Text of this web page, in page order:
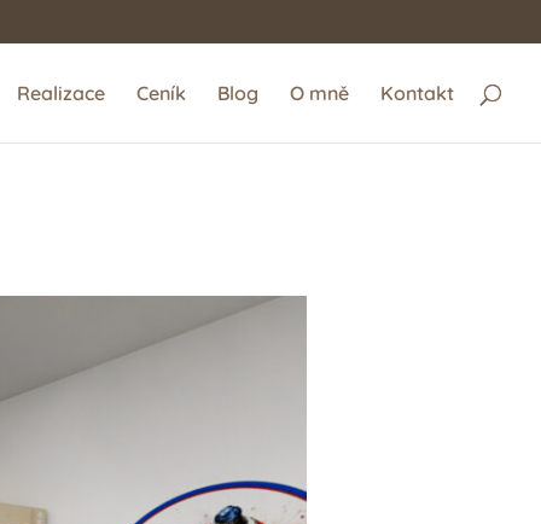
Realizace Ceník Blog O mně Kontakt